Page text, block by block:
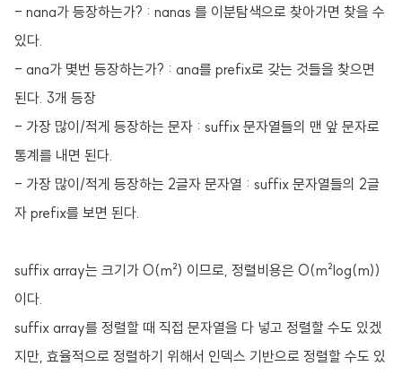
- nana가 등장하는가? : nanas 를 이분탐색으로 찾아가면 찾을 수
있다.
- ana가 몇번 등장하는가? : ana를 prefix로 갖는 것들을 찾으면
된다. 3개 등장
- 가장 많이/적게 등장하는 문자 : suffix 문자열들의 맨 앞 문자로
통계를 내면 된다.
- 가장 많이/적게 등장하는 2글자 문자열 : suffix 문자열들의 2글
자 prefix를 보면 된다.
suffix array는 크기가 O(m²) 이므로, 정렬비용은 O(m²log(m))
이다.
suffix array를 정렬할 때 직접 문자열을 다 넣고 정렬할 수도 있겠
지만, 효율적으로 정렬하기 위해서 인덱스 기반으로 정렬할 수도 있